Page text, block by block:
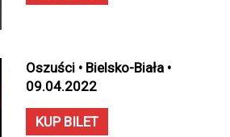
Oszuści • Bielsko-Biała •
09.04.2022
KUP BILET